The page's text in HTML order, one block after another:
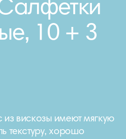
10 + 3
вискозы имеют мягкую
текстуру, хорошо